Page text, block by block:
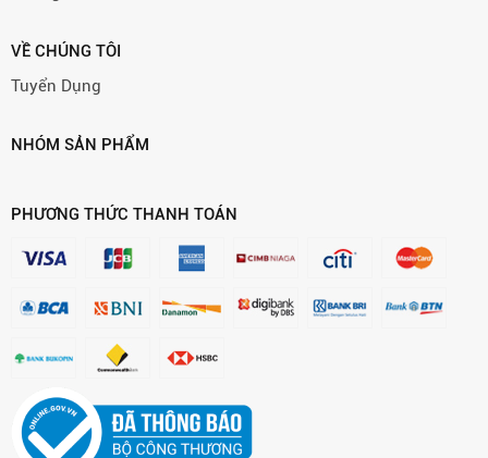
VỀ CHÚNG TÔI
Tuyển Dụng
NHÓM SẢN PHẨM
PHƯƠNG THỨC THANH TOÁN